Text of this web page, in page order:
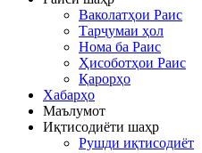
Ваколатҳои Раис
Тарҷумаи ҳол
Нома ба Раис
Ҳисоботҳои Раис
Қарорҳо
Хабарҳо
Маълумот
Иқтисодиёти шаҳр
Рушди иқтисодиёт